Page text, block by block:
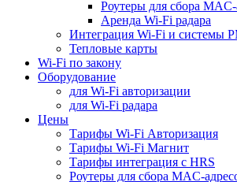
Роутеры для сбора MAC-
Аренда Wi-Fi радара
Интеграция Wi-Fi и системы
Тепловые карты
Wi-Fi по закону
Оборудование
для Wi-Fi авторизации
для Wi-Fi радара
Цены
Тарифы Wi-Fi Авторизация
Тарифы Wi-Fi Магнит
Тарифы интеграция с HRS
Роутеры для сбора MAC-